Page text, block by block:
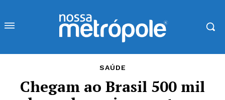
SAÚDE
Chegam ao Brasil 500 mil